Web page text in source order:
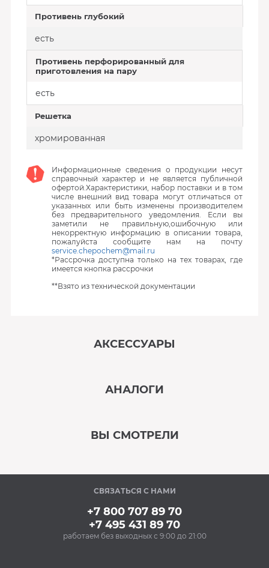
Противень глубокий
есть
Противень перфорированный для
приготовления на пару
есть
Решетка
хромированная
Информационные сведения о продукции несут
справочный характер и не является публичной
офертой.Характеристики, набор поставки и в том
числе внешний вид товара могут отличаться от
указанных или быть изменены производителем
без предварительного уведомления. Если вы
заметили не правильную,ошибочную или
некорректную информацию в описании товара,
пожалуйста сообщите нам на почту
service.chepochem@mail.ru
*Рассрочка доступна только на тех товарах, где
имеется кнопка рассрочки
**Взято из технической документации
АКСЕССУАРЫ
АНАЛОГИ
ВЫ СМОТРЕЛИ
Под заказ
СВЯЗАТЬСЯ С НАМИ
+7 800 707 89 70
+7 495 431 89 70
работаем без выходных с 9:00 до 21:00